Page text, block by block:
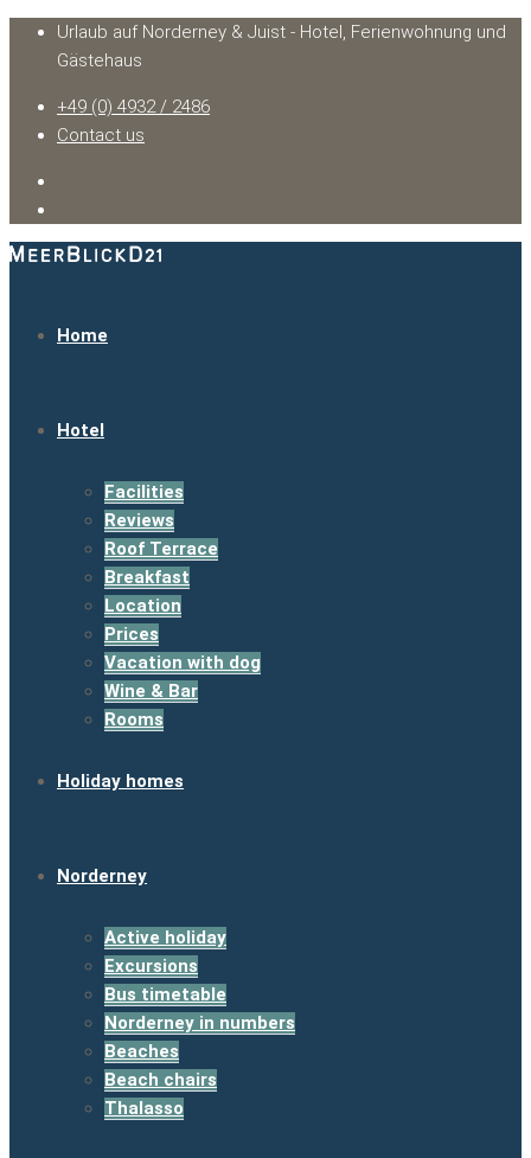
Urlaub auf Norderney & Juist - Hotel, Ferienwohnung und
Gästehaus
+49 (0) 4932 / 2486
Contact us
Home
Hotel
Facilities
Reviews
Roof Terrace
Breakfast
Location
Prices
Vacation with dog
Wine & Bar
Rooms
Holiday homes
Norderney
Active holiday
Excursions
Bus timetable
Norderney in numbers
Beaches
Beach chairs
Thalasso